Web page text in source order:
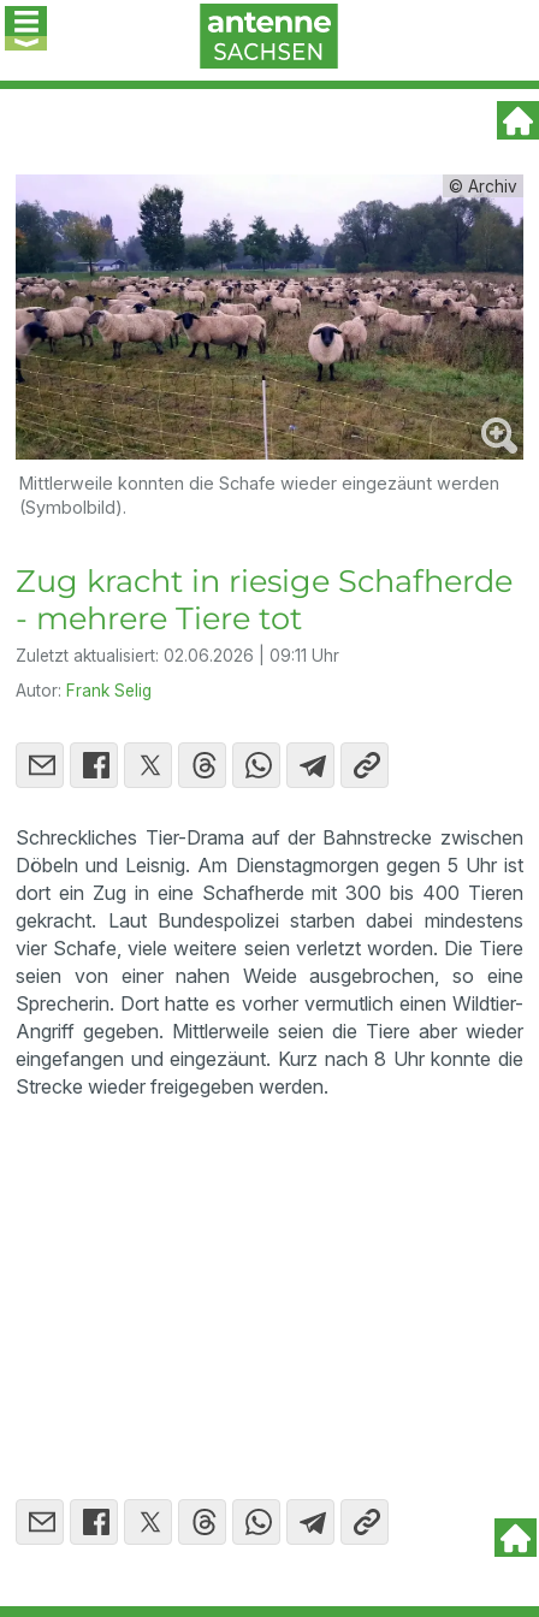
© Archiv
Mittlerweile konnten die Schafe wieder eingezäunt werden
(Symbolbild).
Zug kracht in riesige Schafherde
- mehrere Tiere tot
Zuletzt aktualisiert:02.06.2026 | 09:11 Uhr
Autor: Frank Selig
Schreckliches Tier-Drama auf der Bahnstrecke zwischen
Döbeln und Leisnig. Am Dienstagmorgen gegen 5 Uhr ist
dort ein Zug in eine Schafherde mit 300 bis 400 Tieren
gekracht. Laut Bundespolizei starben dabei mindestens
vier Schafe, viele weitere seien verletzt worden. Die Tiere
seien von einer nahen Weide ausgebrochen, so eine
Sprecherin. Dort hatte es vorher vermutlich einen Wildtier-
Angriff gegeben. Mittlerweile seien die Tiere aber wieder
eingefangen und eingezäunt. Kurz nach 8 Uhr konnte die
Strecke wieder freigegeben werden.